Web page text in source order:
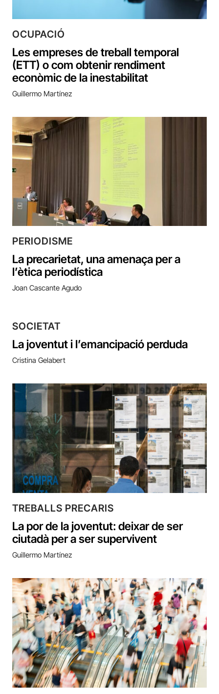
OCUPACIÓ
Les empreses de treball temporal
(ETT) o com obtenir rendiment
econòmic de la inestabilitat
Guillermo Martínez
PERIODISME
La precarietat, una amenaça per a
l’ètica periodística
Joan Cascante Agudo
SOCIETAT
La joventut i l’emancipació perduda
Cristina Gelabert
TREBALLS PRECARIS
La por de la joventut: deixar de ser
ciutadà per a ser supervivent
Guillermo Martínez